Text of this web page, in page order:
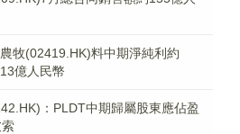
農牧(02419.HK)料中期淨純利約
億人民幣
：PLDT中期歸屬股東應佔盈